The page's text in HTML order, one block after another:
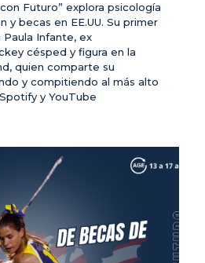
Futuro” explora psicología
y becas en EE.UU. Su primer
Infante, ex
césped y figura en la
quien comparte su
y compitiendo al más alto
y YouTube